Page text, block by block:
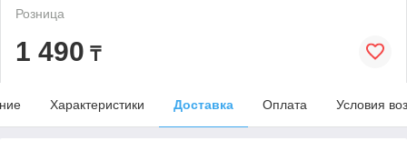
Розница
1 490 ₸
Характеристики Доставка Оплата Условия